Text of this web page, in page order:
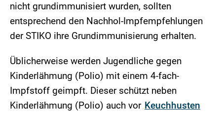
nicht grundimmunisiert wurden, sollten
entsprechend den Nachhol-Impfempfehlungen
der STIKO ihre Grundimmunisierung erhalten.
Üblicherweise werden Jugendliche gegen
Kinderlähmung (Polio) mit einem 4-fach-
Impfstoff geimpft. Dieser schützt neben
Kinderlähmung (Polio) auch vor Keuchhusten